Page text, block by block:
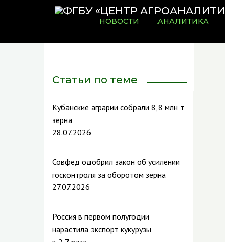
НОВОСТИ АНАЛИТИКА
Статьи по теме
Кубанские аграрии собрали 8,8 млн т
зерна
28.07.2026
Совфед одобрил закон об усилении
госконтроля за оборотом зерна
27.07.2026
Россия в первом полугодии
нарастила экспорт кукурузы